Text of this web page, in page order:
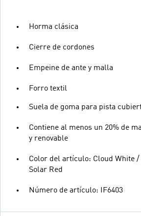
Horma clásica
Cierre de cordones
Empeine de ante y malla
Forro textil
Suela de goma para pista
Contiene al menos un 20% de
y renovable
Color del artículo: Cloud White
Solar Red
Número de artículo: IF6403